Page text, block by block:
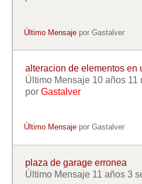
Último Mensaje porGastalver
alteracion de elementos en
Último Mensaje 10 años 11
por Gastalver
Último Mensaje porGastalver
plaza de garage erronea
Último Mensaje 11 años 3